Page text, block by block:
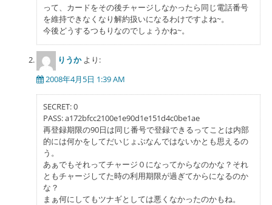
って、カードをその後チャージしなかったら同じ電話番号
を維持できなくなり解約扱いになるわけですよね~。
今後どうするつもりなのでしょうかね~。
りうか より:
2008年4月5日 1:39 AM
SECRET: 0
PASS: a172bfcc2100e1e90d1e151d4c0be1ae
再登録期限の90日は同じ番号で登録できるってことは内部
的には何かをしてだいじょぶなんではないかとも思えるの
う。
あぁでもそれってチャージ０になってからなのかな？それ
ともチャージしてた時の利用期限が過ぎてからになるのか
な？
まぁ何にしてもツナギとしては悪くなかったのかもね。